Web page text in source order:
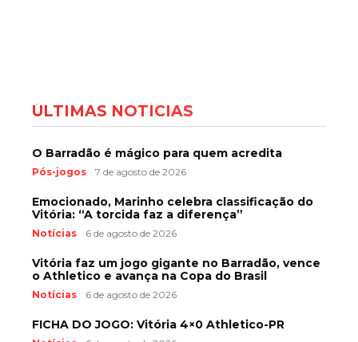
ÚLTIMAS NOTÍCIAS
O Barradão é mágico para quem acredita
Pós-jogos 7 de agosto de 2026
Emocionado, Marinho celebra classificação do
Vitória: “A torcida faz a diferença”
Notícias 6 de agosto de 2026
Vitória faz um jogo gigante no Barradão, vence
o Athletico e avança na Copa do Brasil
Notícias 6 de agosto de 2026
FICHA DO JOGO: Vitória 4×0 Athletico-PR